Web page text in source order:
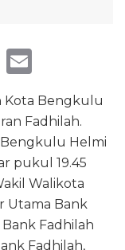
P
n
t
ai
l
Bengkulu
Fadhilah.
Bengkulu Helmi
pukul 19.45
Walikota
Utama Bank
Fadhilah
Fadhilah,